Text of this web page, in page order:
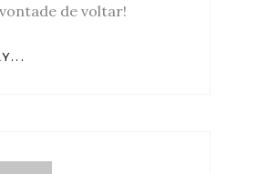
de voltar!